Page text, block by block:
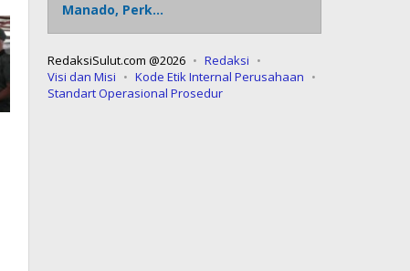
Manado, Perk…
RedaksiSulut.com @2026
Redaksi
Visi dan Misi
Kode Etik Internal Perusahaan
Standart Operasional Prosedur